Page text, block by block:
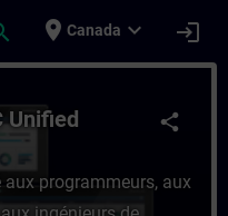
place Canada expand_more login
share
Unified
programmeurs, aux